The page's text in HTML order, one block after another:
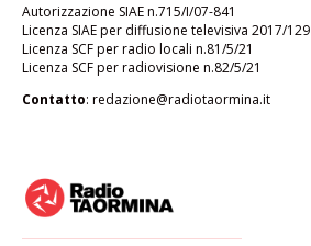
Autorizzazione SIAE n.715/I/07-841
Licenza SIAE per diffusione televisiva 2017/129
Licenza SCF per radio locali n.81/5/21
Licenza SCF per radiovisione n.82/5/21
Contatto: redazione@radiotaormina.it